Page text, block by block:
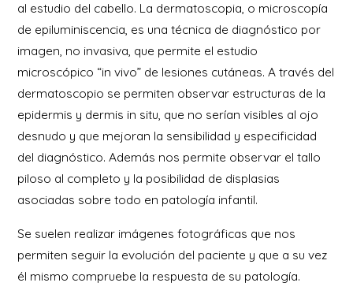
al estudio del cabello. La dermatoscopia, o microscopía
de epiluminiscencia, es una técnica de diagnóstico por
imagen, no invasiva, que permite el estudio
microscópico “in vivo” de lesiones cutáneas. A través del
dermatoscopio se permiten observar estructuras de la
epidermis y dermis in situ, que no serían visibles al ojo
desnudo y que mejoran la sensibilidad y especificidad
del diagnóstico. Además nos permite observar el tallo
piloso al completo y la posibilidad de displasias
asociadas sobre todo en patología infantil.
Se suelen realizar imágenes fotográficas que nos
permiten seguir la evolución del paciente y que a su vez
él mismo compruebe la respuesta de su patología.